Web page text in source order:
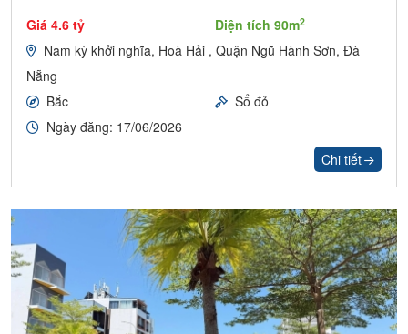
Giá 4.6 tỷ Diện tích 90m2
Nam kỳ khởi nghĩa, Hoà Hải , Quận Ngũ Hành Sơn, Đà
Nẵng
Bắc
Sổ đỏ
Ngày đăng: 17/06/2026
Chi tiết